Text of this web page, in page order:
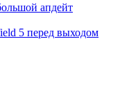
апдейт
5 перед выходом